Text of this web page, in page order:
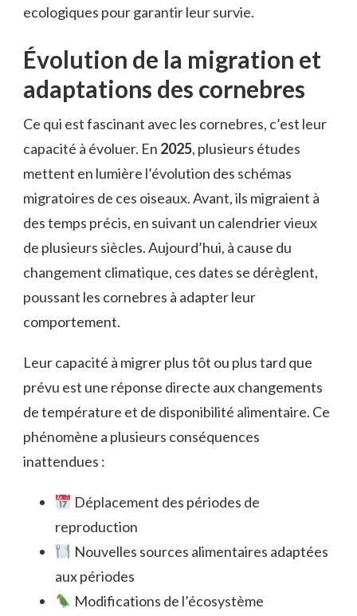
ecologiques pour garantir leur survie.
Évolution de la migration et
adaptations des cornebres
Ce qui est fascinant avec les cornebres, c’est leur
capacité à évoluer. En 2025, plusieurs études
mettent en lumière l’évolution des schémas
migratoires de ces oiseaux. Avant, ils migraient à
des temps précis, en suivant un calendrier vieux
de plusieurs siècles. Aujourd’hui, à cause du
changement climatique, ces dates se dérèglent,
poussant les cornebres à adapter leur
comportement.
Leur capacité à migrer plus tôt ou plus tard que
prévu est une réponse directe aux changements
de température et de disponibilité alimentaire. Ce
phénomène a plusieurs conséquences
inattendues :
Déplacement des périodes de
reproduction
Nouvelles sources alimentaires adaptées
aux périodes
Modifications de l’écosystème